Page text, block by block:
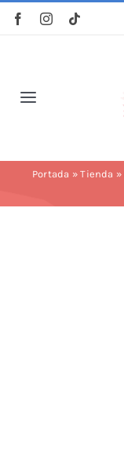
Saltar
Toggle
Portada »Tienda »